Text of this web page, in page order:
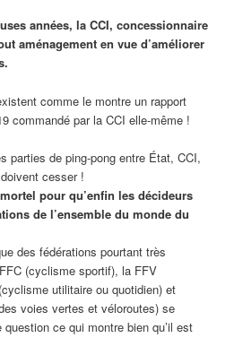
années, la CCI, concessionnaire
aménagement en vue d’améliorer
comme le montre un rapport
commandé par la CCI elle-même !
parties de ping-pong entre État, CCI,
cesser !
pour qu’enfin les décideurs
de l’ensemble du monde du
des fédérations pourtant très
(cyclisme sportif), la FFV
utilitaire ou quotidien) et
voies vertes et véloroutes) se
ce qui montre bien qu’il est